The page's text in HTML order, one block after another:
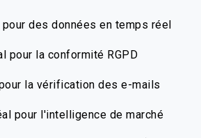
pour des données en temps réel
pour la conformité RGPD
la vérification des e-mails
pour l'intelligence de marché